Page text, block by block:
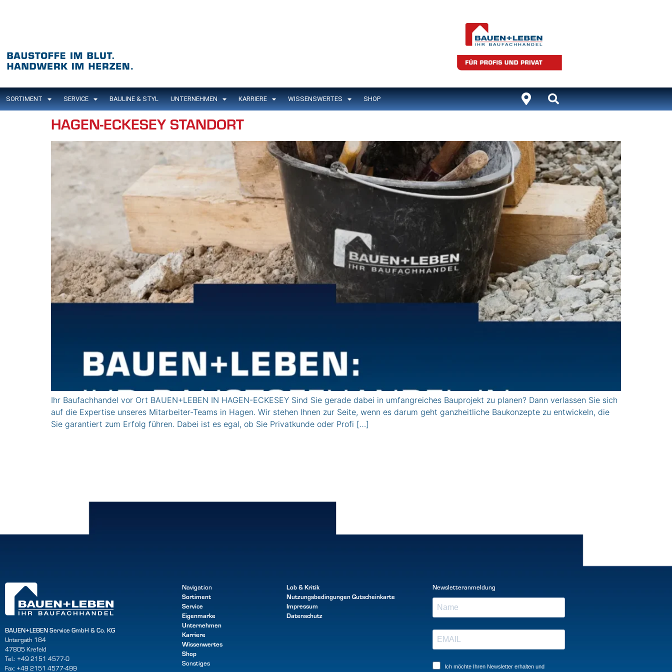
SORTIMENT SERVICE BAULINE & STYL UNTERNEHMEN KARRIERE WISSENSWERTES SHOP
HAGEN-ECKESEY STANDORT
Ihr Baufachhandel vor Ort BAUEN+LEBEN IN HAGEN-ECKESEY Sind Sie gerade dabei in umfangreiches Bauprojekt zu planen? Dann verlassen Sie sich
auf die Expertise unseres Mitarbeiter-Teams in Hagen. Wir stehen Ihnen zur Seite, wenn es darum geht ganzheitliche Baukonzepte zu entwickeln, die
Sie garantiert zum Erfolg führen. Dabei ist es egal, ob Sie Privatkunde oder Profi […]
BAUEN+LEBEN Service GmbH & Co. KG
Untergath 184
47805 Krefeld
Tel.: +49 2151 4577-0
Fax: +49 2151 4577-499
Navigation
Sortiment
Service
Eigenmarke
Unternehmen
Karriere
Wissenwertes
Shop
Sonstiges
Lob & Kritik
NutzungsbedingungenGutscheinkarte
Impressum
Datenschutz
Newsletteranmeldung
Ich möchte Ihren Newsletter erhalten und